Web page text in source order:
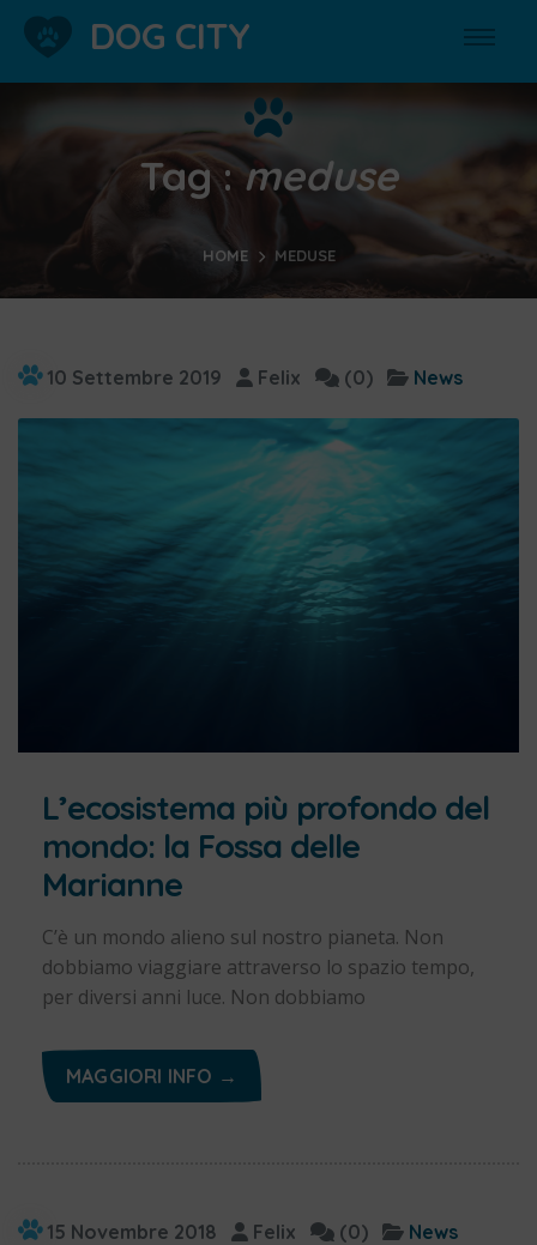
DOG CITY
Tag :meduse
HOME MEDUSE
10 Settembre 2019 Felix (0) News
L’ecosistema più profondo del
mondo: la Fossa delle
Marianne
C’è un mondo alieno sul nostro pianeta. Non
dobbiamo viaggiare attraverso lo spazio tempo,
per diversi anni luce. Non dobbiamo
MAGGIORI INFO →
15 Novembre 2018 Felix (0) News